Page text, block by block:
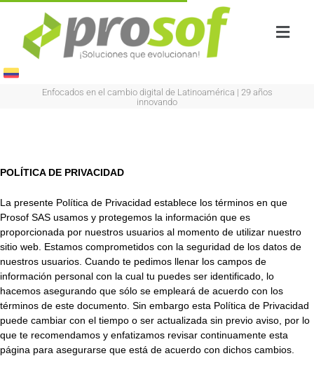
Enfocados en el cambio digital de Latinoamérica | 29 años
innovando
POLÍTICA DE PRIVACIDAD
La presente Política de Privacidad establece los términos en que
Prosof SAS usamos y protegemos la información que es
proporcionada por nuestros usuarios al momento de utilizar nuestro
sitio web. Estamos comprometidos con la seguridad de los datos de
nuestros usuarios. Cuando te pedimos llenar los campos de
información personal con la cual tu puedes ser identificado, lo
hacemos asegurando que sólo se empleará de acuerdo con los
términos de este documento. Sin embargo esta Política de Privacidad
puede cambiar con el tiempo o ser actualizada sin previo aviso, por lo
que te recomendamos y enfatizamos revisar continuamente esta
página para asegurarse que está de acuerdo con dichos cambios.